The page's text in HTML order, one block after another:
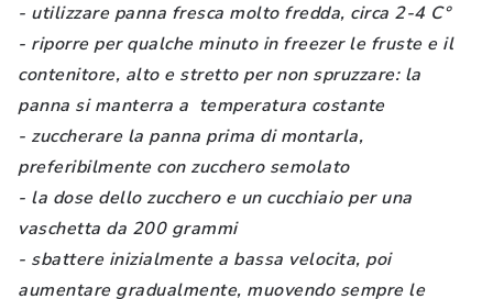
- utilizzare panna fresca molto fredda, circa 2-4 C°
- riporre per qualche minuto in freezer le fruste e il
contenitore, alto e stretto per non spruzzare: la
panna si manterra a temperatura costante
- zuccherare la panna prima di montarla,
preferibilmente con zucchero semolato
- la dose dello zucchero e un cucchiaio per una
vaschetta da 200 grammi
- sbattere inizialmente a bassa velocita, poi
aumentare gradualmente, muovendo sempre le